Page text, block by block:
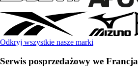
Odkryj wszystkie nasze marki
Serwis posprzedażowy we Francja